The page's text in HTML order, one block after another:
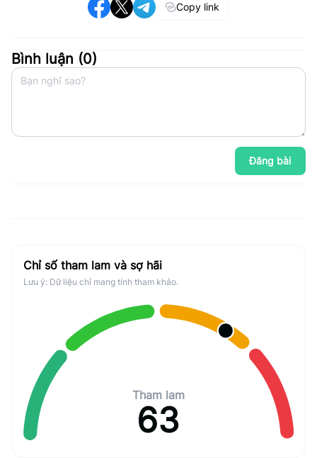
Copy link
Bình luận (0)
Đăng bài
Chỉ số tham lam và sợ hãi
Lưu ý: Dữ liệu chỉ mang tính tham khảo.
Tham lam
63